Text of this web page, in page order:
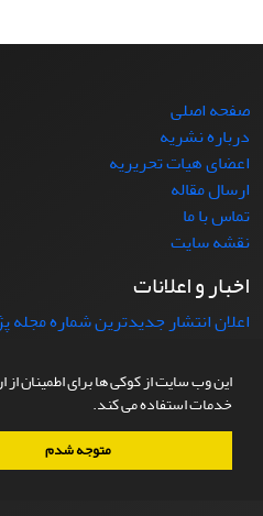
این وب سایت از کوکی ها برای اطمینان از
خدمات استفاده می کند.
متوجه شدم
صفحه اصلی
درباره نشریه
اعضای هیات تحریریه
ارسال مقاله
تماس با ما
نقشه سایت
اخبار و اعلانات
اعلان انتشار جدیدترین شماره
اطلاعات کپی رایت
مقالات منتشر شده در مجله
دسترسی آزاد دارند.